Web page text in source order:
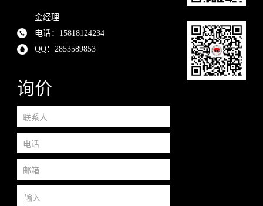
金经理
电话：15818124234
QQ：2853589853
询价